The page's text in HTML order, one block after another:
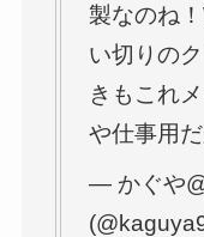
製なのね
い切りの
きもこれ
や仕事用
— かぐや